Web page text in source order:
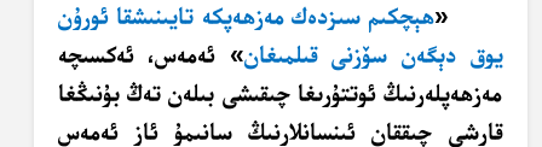
«ھېچكىم سىزدەك مەزھەپكە تايىنىشقا ئورۇن
يوق دېگەن سۆزنى قىلمىغان» ئەمەس، ئەكسىچە
مەزھەپلەرنىڭ ئوتتۇرىغا چىقىشى بىلەن تەڭ بۇنىڭغا
قارشى چىققان ئىنسانلارنىڭ سانىمۇ ئاز ئەمەس